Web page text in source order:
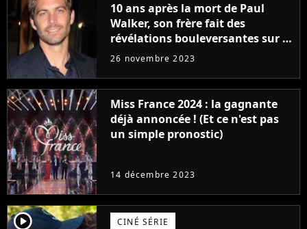
10 ans après la mort de Paul
Walker, son frère fait des
révélations bouleversantes sur la
réaction des acteurs de Fast and
26 novembre 2023
Miss France 2024 : la gagnante
déjà annoncée ! (Et ce n'est pas
un simple pronostic)
14 décembre 2023
player2 CINÉ SÉRIE